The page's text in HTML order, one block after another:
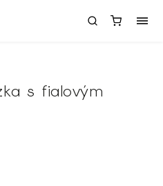
s fialovým